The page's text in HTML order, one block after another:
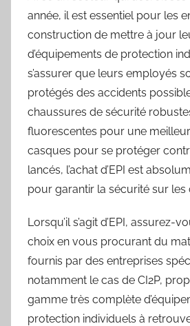
année, il est essentiel pour les
construction de mettre à jour
d’équipements de protection
s’assurer que leurs employés
protégés des accidents
chaussures de sécurité
fluorescentes pour une
casques pour se protéger
lancés, l’achat d’EPI est
pour garantir la sécurité sur les
Lorsqu’il s’agit d’EPI, assurez-
choix en vous procurant du
fournis par des entreprises
notamment le cas de CI2P,
gamme très complète
protection individuels à